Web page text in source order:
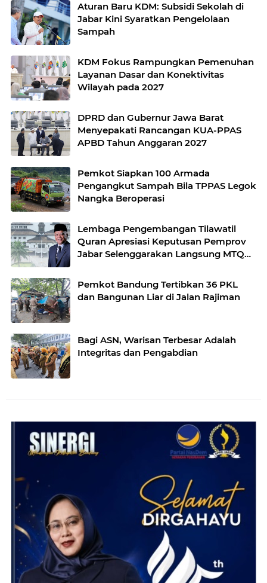
Aturan Baru KDM: Subsidi Sekolah di
Jabar Kini Syaratkan Pengelolaan
Sampah
KDM Fokus Rampungkan Pemenuhan
Layanan Dasar dan Konektivitas
Wilayah pada 2027
DPRD dan Gubernur Jawa Barat
Menyepakati Rancangan KUA-PPAS
APBD Tahun Anggaran 2027
Pemkot Siapkan 100 Armada
Pengangkut Sampah Bila TPPAS Legok
Nangka Beroperasi
Lembaga Pengembangan Tilawatil
Quran Apresiasi Keputusan Pemprov
Jabar Selenggarakan Langsung MTQ
Pemkot Bandung Tertibkan 36 PKL
dan Bangunan Liar di Jalan Rajiman
Bagi ASN, Warisan Terbesar Adalah
Integritas dan Pengabdian